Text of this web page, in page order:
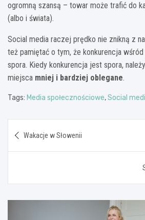
ogromną szansą – towar może trafić do
(albo i świata).
Social media raczej prędko nie znikną z
też pamiętać o tym, że konkurencja
spora. Kiedy konkurencja jest spora,
miejsca mniej i bardziej oblegane.
Tags: Media społecznościowe,Social
wpisu
Wakacje w Słowenii